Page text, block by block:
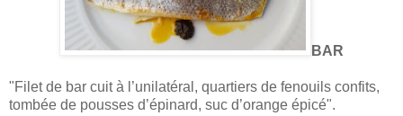
BAR
"Filet de bar cuit à l’unilatéral, quartiers de fenouils confits,
tombée de pousses d’épinard, suc d’orange épicé".